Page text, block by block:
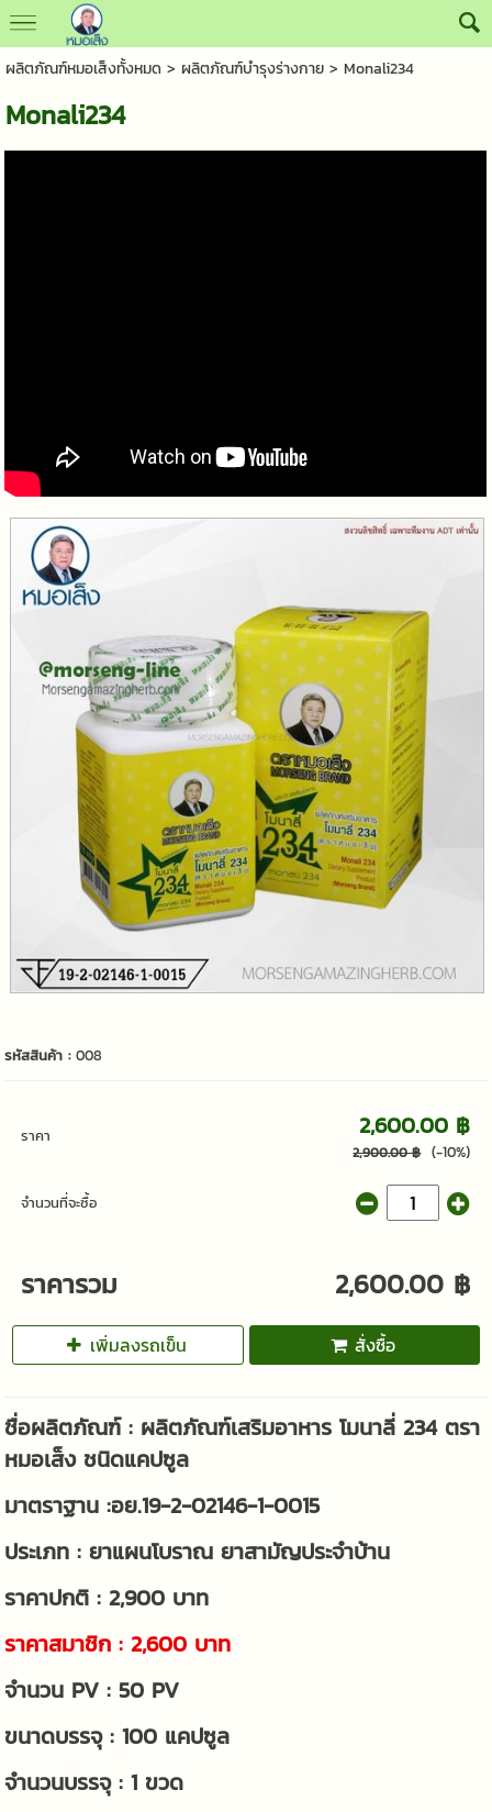
ผลิตภัณฑ์หมอเส็งทั้งหมด > ผลิตภัณฑ์บำรุงร่างกาย> Monali234
Monali234
รหัสสินค้า :008
ราคา 2,600.00 ฿
2,900.00 ฿ (-10%)
จำนวนที่จะซื้อ
ราคารวม 2,600.00 ฿
เพิ่มลงรถเข็น สั่งซื้อ
ชื่อผลิตภัณฑ์ : ผลิตภัณฑ์เสริมอาหาร โมนาลี่ 234 ตรา
หมอเส็ง ชนิดแคปซูล
มาตราฐาน :อย.19-2-02146-1-0015
ประเภท : ยาแผนโบราณ ยาสามัญประจำบ้าน
ราคาปกติ : 2,900 บาท
ราคาสมาชิก : 2,600 บาท
จำนวน PV : 50 PV
ขนาดบรรจุ : 100 แคปซูล
จำนวนบรรจุ : 1 ขวด